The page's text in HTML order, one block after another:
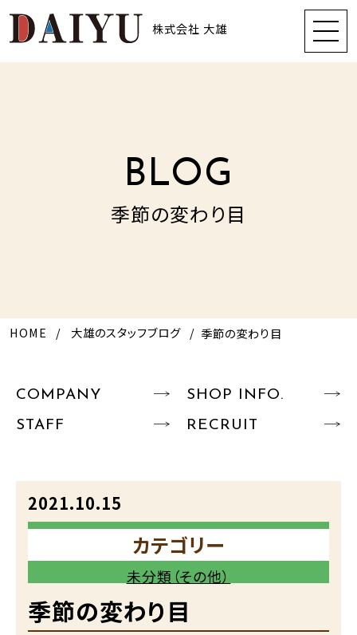
株式会社 大雄
BLOG
季節の変わり目
HOME 大雄のスタッフブログ 季節の変わり目
COMPANY
SHOP INFO.
STAFF
RECRUIT
2021.10.15
カテゴリー
未分類（その他）
季節の変わり目